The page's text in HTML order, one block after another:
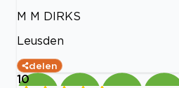
M M DIRKS
Leusden
delen
10